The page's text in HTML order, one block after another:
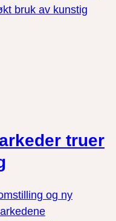
bruk av kunstig
truer
og ny